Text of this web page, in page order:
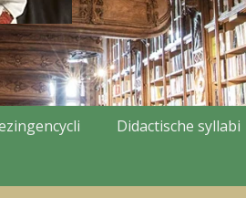
Didactische syllabi